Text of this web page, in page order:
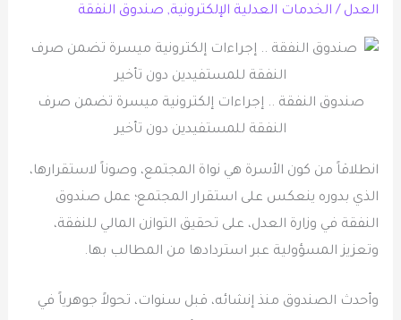
العدل / الخدمات العدلية الإلكترونية, صندوق النفقة
صندوق النفقة .. إجراءات إلكترونية ميسرة تضمن صرف
النفقة للمستفيدين دون تأخير
انطلاقاً من كون الأسرة هي نواة المجتمع، وصوناً لاستقرارها،
الذي بدوره ينعكس على استقرار المجتمع؛ عمل صندوق
النفقة في وزارة العدل، على تحقيق التوازن المالي للنفقة،
وتعزيز المسؤولية عبر استردادها من المطالب بها.
وأحدث الصندوق منذ إنشائه، قبل سنوات، تحولاً جوهرياً في